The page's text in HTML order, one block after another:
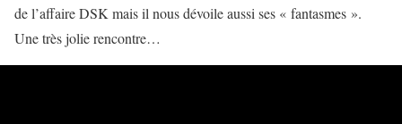
de l’affaire DSK mais il nous dévoile aussi ses « fantasmes ».
Une très jolie rencontre…